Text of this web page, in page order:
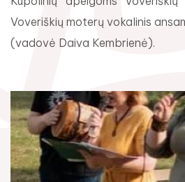
Pr An Tr
3 4 5
Voveriškių moterų vokalinis
(vadovė Daiva Kembrienė).